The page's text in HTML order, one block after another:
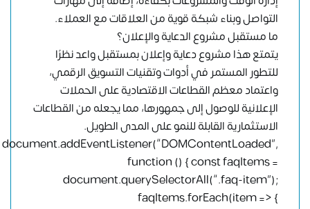
التواصل وبناء شبكة قوية من العلاقات مع العملاء.
ما مستقبل مشروع الدعاية والإعلان؟
يتمتع هذا مشروع دعاية وإعلان بمستقبل واعد نظرًا
للتطور المستمر في أدوات وتقنيات التسويق الرقمي،
واعتماد معظم القطاعات الاقتصادية على الحملات
الإعلانية للوصول إلى جمهورها، مما يجعله من القطاعات
الاستثمارية القابلة للنمو على المدى الطويل.
document.addEventListener(“DOMContentLoaded”,
function () { const faqItems =
document.querySelectorAll(“.faq-item”);
faqItems.forEach(item => {